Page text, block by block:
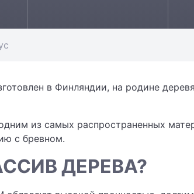
в Финляндии, на родине
из самых распространенных
с бревном.
ДЕРЕВА?